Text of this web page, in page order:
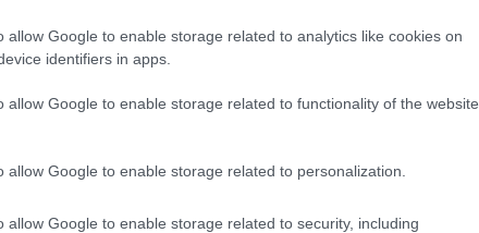
allow Google to enable storage related to analytics like cookies on
identifiers in apps.
allow Google to enable storage related to functionality of the website
allow Google to enable storage related to personalization.
allow Google to enable storage related to security, including